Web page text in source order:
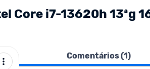
i7-13620h 13ªg
Comentários (1)